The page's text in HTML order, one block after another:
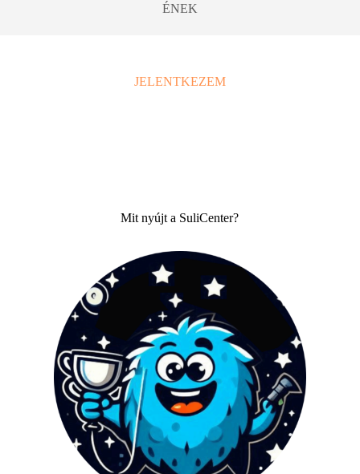
ÉNEK
JELENTKEZEM
Mit nyújt a SuliCenter?